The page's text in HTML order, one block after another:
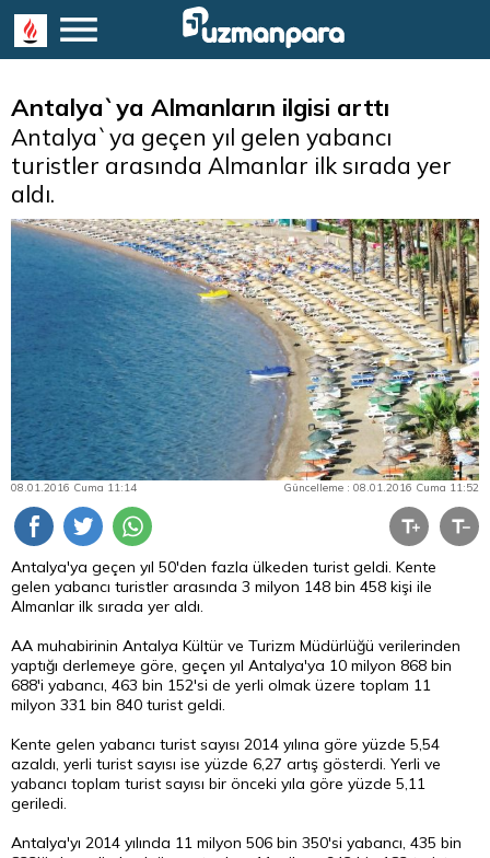
Antalya`ya Almanların ilgisi arttı
Antalya`ya geçen yıl gelen yabancı
turistler arasında Almanlar ilk sırada yer
aldı.
08.01.2016 Cuma 11:14 Güncelleme : 08.01.2016 Cuma 11:52
Antalya'ya geçen yıl 50'den fazla ülkeden turist geldi. Kente
gelen yabancı turistler arasında 3 milyon 148 bin 458 kişi ile
Almanlar ilk sırada yer aldı.
AA muhabirinin Antalya Kültür ve Turizm Müdürlüğü verilerinden
yaptığı derlemeye göre, geçen yıl Antalya'ya 10 milyon 868 bin
688'i yabancı, 463 bin 152'si de yerli olmak üzere toplam 11
milyon 331 bin 840 turist geldi.
Kente gelen yabancı turist sayısı 2014 yılına göre yüzde 5,54
azaldı, yerli turist sayısı ise yüzde 6,27 artış gösterdi. Yerli ve
yabancı toplam turist sayısı bir önceki yıla göre yüzde 5,11
geriledi.
Antalya'yı 2014 yılında 11 milyon 506 bin 350'si yabancı, 435 bin